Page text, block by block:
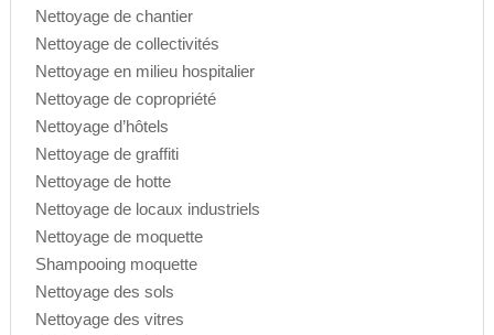
Nettoyage de chantier
Nettoyage de collectivités
Nettoyage en milieu hospitalier
Nettoyage de copropriété
Nettoyage d’hôtels
Nettoyage de graffiti
Nettoyage de hotte
Nettoyage de locaux industriels
Nettoyage de moquette
Shampooing moquette
Nettoyage des sols
Nettoyage des vitres